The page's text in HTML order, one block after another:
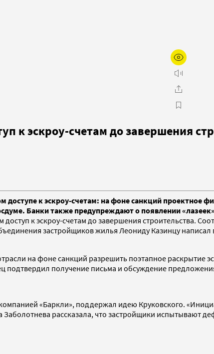
к эскроу-счетам до завершения
доступе к эскроу-счетам: на фоне санкций проектное
Банки также предупреждают о появлении
к эскроу-счетам до завершения строительства.
застройщиков жилья Леониду Казинцу
на фоне санкций разрешить поэтапное раскрытие
подтвердил получение письма и обсуждение
«Баркли», поддержал идею Круковского.
рассказала, что застройщики испытывают